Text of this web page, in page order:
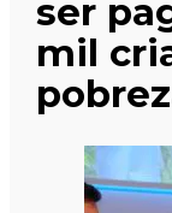
ser
mil